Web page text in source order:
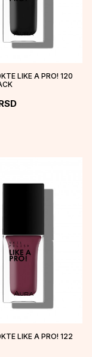
LIKE A PRO! 120
LIKE A PRO! 122